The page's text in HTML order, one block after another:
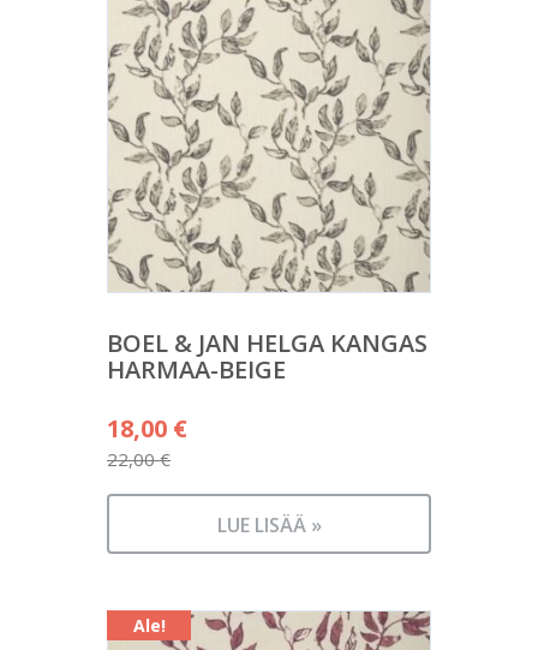
BOEL & JAN HELGA KANGAS
HARMAA-BEIGE
22,00€
Alkuperäinen
hinta
oli:
18,00 €
Nykyinen
on:
LUE LISÄÄ »
Ale!